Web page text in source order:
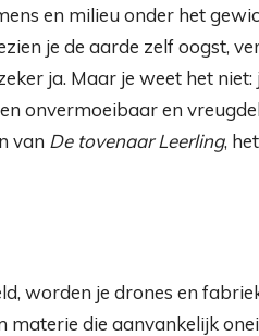
en milieu onder het
je de aarde zelf oogst,
ja. Maar je weet het niet:
onvermoeibaar en
van De tovenaarLeerling,
worden je drones en
die aanvankelijk